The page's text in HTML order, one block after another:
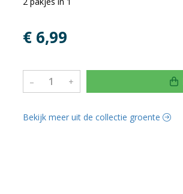
€ 6,99
– +
Bekijk meer uit de collectie groente